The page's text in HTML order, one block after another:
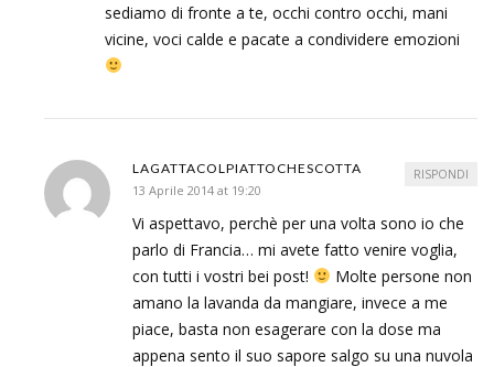
sediamo di fronte a te, occhi contro occhi, mani
vicine, voci calde e pacate a condividere emozioni
LAGATTACOLPIATTOCHESCOTTA
13 Aprile 2014 at 19:20
Vi aspettavo, perchè per una volta sono io che
parlo di Francia… mi avete fatto venire voglia,
con tutti i vostri bei post!
Molte persone non
amano la lavanda da mangiare, invece a me
piace, basta non esagerare con la dose ma
appena sento il suo sapore salgo su una nuvola
RISPONDI